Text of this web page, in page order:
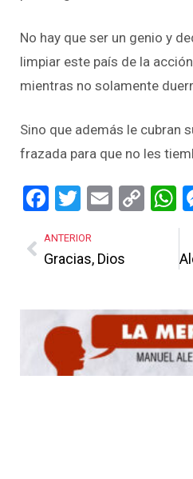
No hay que ser un genio y
limpiar este país de la
mientras no solamente
Sino que además le cubran
frazada para que no les
Facebook
Twitter
Email
Link
ANTERIOR
Gracias, Dios
Más Noticias